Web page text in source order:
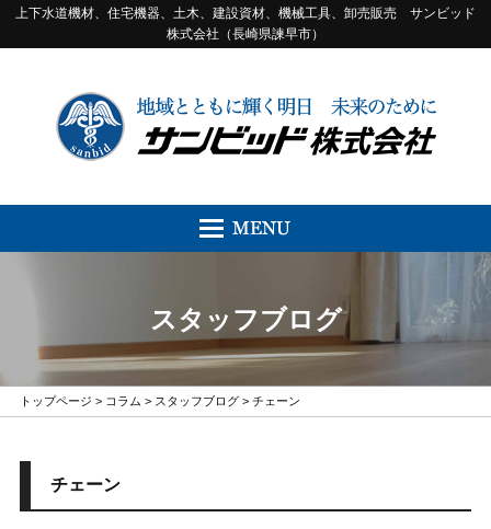
上下水道機材、住宅機器、土木、建設資材、機械工具、卸売販売 サンビッド
株式会社（長崎県諫早市）
スタッフブログ
トップページ > コラム > スタッフブログ> チェーン
チェーン